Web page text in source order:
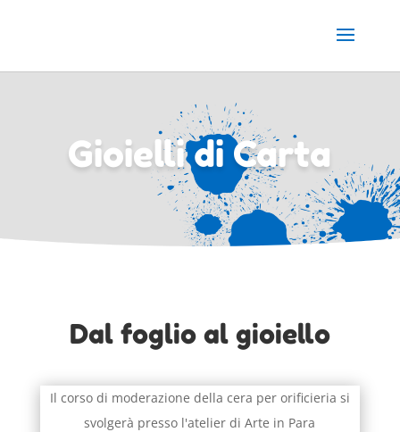
Gioielli di Carta
Dal foglio al gioiello
Il corso di moderazione della cera per orificieria si
svolgerà presso l'atelier di Arte in Para